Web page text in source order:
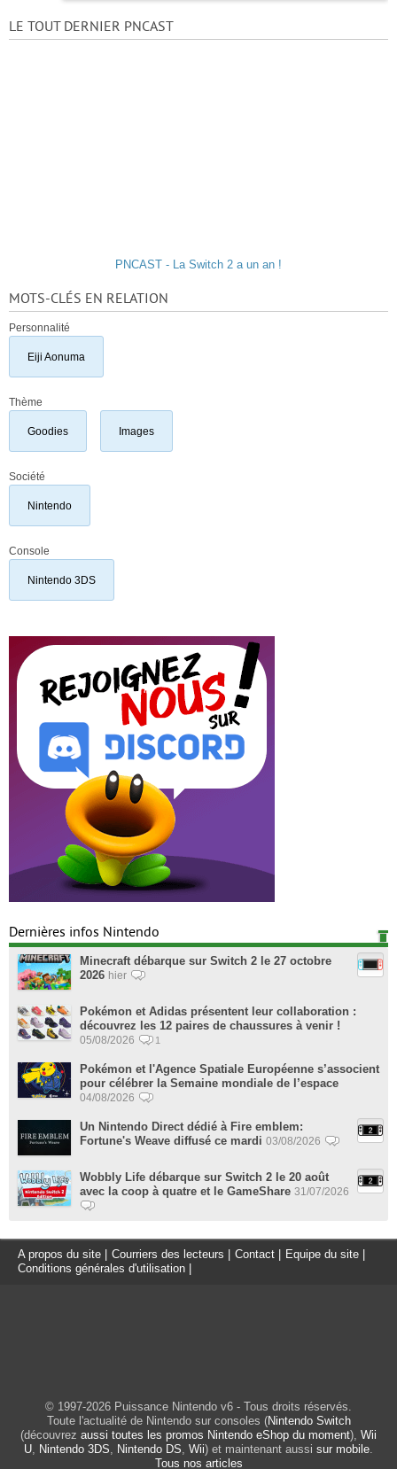
LE TOUT DERNIER PNCAST
PNCAST - La Switch 2 a un an !
MOTS-CLÉS EN RELATION
Personnalité
Eiji Aonuma
Thème
Goodies Images
Société
Nintendo
Console
Nintendo 3DS
Dernières infos Nintendo
Minecraft débarque sur Switch 2 le 27 octobre
2026 hier
Pokémon et Adidas présentent leur collaboration :
découvrez les 12 paires de chaussures à venir !
05/08/2026 1
Pokémon et l'Agence Spatiale Européenne s’associent
pour célébrer la Semaine mondiale de l’espace
04/08/2026
Un Nintendo Direct dédié à Fire emblem:
Fortune's Weave diffusé ce mardi 03/08/2026
Wobbly Life débarque sur Switch 2 le 20 août
avec la coop à quatre et le GameShare 31/07/2026
A propos du site Courriers des lecteurs Contact Equipe du site
Conditions générales d'utilisation
© 1997-2026 Puissance Nintendo v6 - Tous droits réservés.
Toute l'actualité de Nintendo sur consoles (Nintendo Switch
(découvrez aussi toutes les promos Nintendo eShop du moment), Wii
U, Nintendo 3DS, Nintendo DS, Wii) et maintenant aussi sur mobile.
Tous nos articles